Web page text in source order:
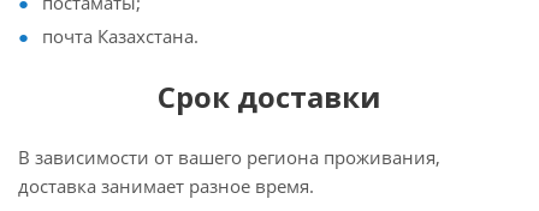
почта Казахстана.
Срок доставки
В зависимости от вашего региона проживания,
доставка занимает разное время.